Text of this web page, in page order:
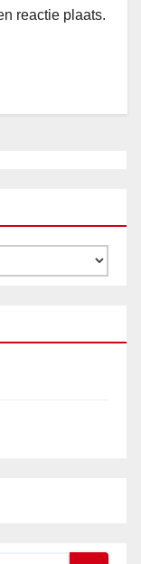
reactie plaats.